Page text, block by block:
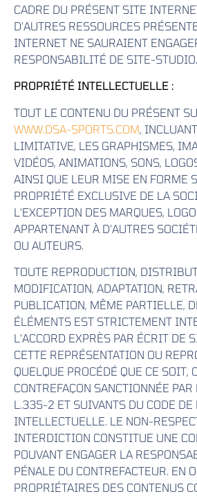
CADRE DU PRÉSENT SITE
D’AUTRES RESSOURCES
INTERNET NE SAURAIENT
RESPONSABILITÉ DE SITE-
PROPRIÉTÉ INTELLECTUELLE :
TOUT LE CONTENU DU PRÉSENT
WWW.DSA-SPORTS.COM ,
LIMITATIVE, LES GRAPHISMES,
VIDÉOS, ANIMATIONS, SONS,
AINSI QUE LEUR MISE EN FORME
PROPRIÉTÉ EXCLUSIVE DE LA
L’EXCEPTION DES MARQUES,
APPARTENANT À D’AUTRES
OU AUTEURS.
TOUTE REPRODUCTION,
MODIFICATION, ADAPTATION,
PUBLICATION, MÊME PARTIELLE,
ÉLÉMENTS EST STRICTEMENT
L’ACCORD EXPRÈS PAR ÉCRIT DE
CETTE REPRÉSENTATION OU
QUELQUE PROCÉDÉ QUE CE SOIT,
CONTREFAÇON SANCTIONNÉE
L.335-2 ET SUIVANTS DU CODE DE
INTELLECTUELLE. LE NON-
INTERDICTION CONSTITUE UNE
POUVANT ENGAGER LA
PÉNALE DU CONTREFACTEUR. EN
PROPRIÉTAIRES DES CONTENUS